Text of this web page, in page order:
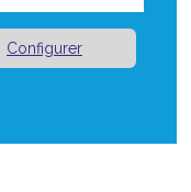
Configurer